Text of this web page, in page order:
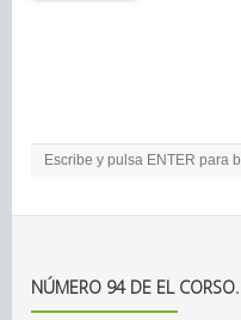
NÚMERO 94 DE EL